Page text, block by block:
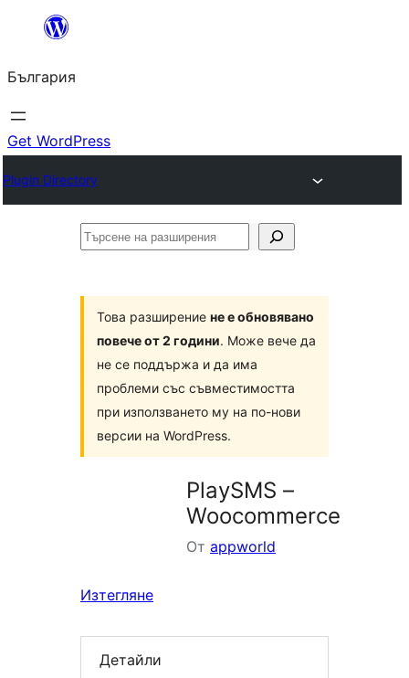
България
Get WordPress
Plugin Directory
Търсене
Това разширение не е обновявано
повече от 2 години. Може вече да
не се поддържа и да има
проблеми със съвместимостта
при използването му на по-нови
версии на WordPress.
PlaySMS –
Woocommerce
От appworld
Изтегляне
Детайли